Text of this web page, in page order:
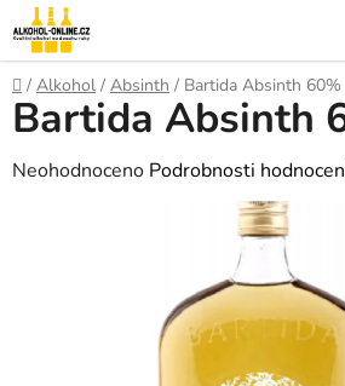
Přejít
na
obsah
Domů
/ Alkohol / Absinth / Bartida Absinth
Bartida Absinth
Průměrné
Neohodnoceno Podrobnosti